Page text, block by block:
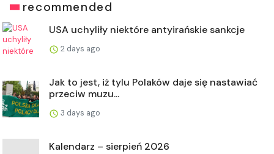
recommended
USA uchyliły niektóre antyirańskie sankcje
2 days ago
Jak to jest, iż tylu Polaków daje się nastawiać
przeciw muzu...
3 days ago
Kalendarz – sierpień 2026